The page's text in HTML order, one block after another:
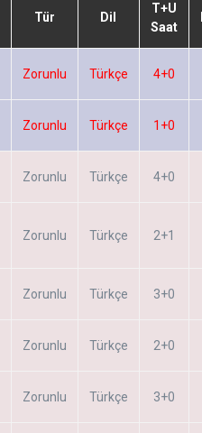
Tür Dil
T+U
Saat
Zorunlu Türkçe 4+0
Zorunlu Türkçe 1+0
Zorunlu Türkçe 4+0
Zorunlu Türkçe 2+1
Zorunlu Türkçe 3+0
Zorunlu Türkçe 2+0
Zorunlu Türkçe 3+0